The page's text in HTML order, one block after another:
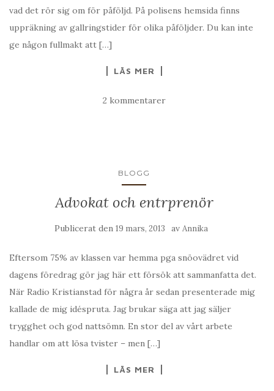
vad det rör sig om för påföljd. På polisens hemsida finns
uppräkning av gallringstider för olika påföljder. Du kan inte
ge någon fullmakt att […]
LÄS MER
2 kommentarer
BLOGG
Advokat och entrprenör
Publicerat den 19 mars, 2013 av Annika
Eftersom 75% av klassen var hemma pga snöovädret vid
dagens föredrag gör jag här ett försök att sammanfatta det.
När Radio Kristianstad för några år sedan presenterade mig
kallade de mig idéspruta. Jag brukar säga att jag säljer
trygghet och god nattsömn. En stor del av vårt arbete
handlar om att lösa tvister – men […]
LÄS MER